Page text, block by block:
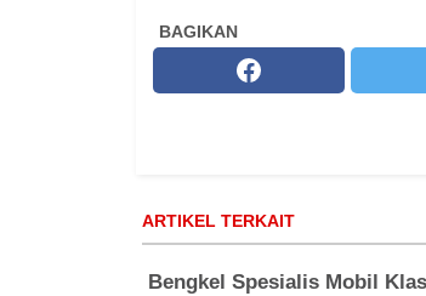
BAGIKAN
ARTIKEL TERKAIT
Bengkel Spesialis Mobil